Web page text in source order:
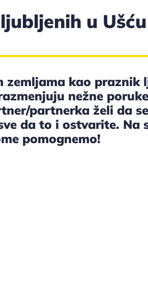
u
zemljama kao praznik
nežne
partnerka želi da
da to i ostvarite. Na
pomognemo!